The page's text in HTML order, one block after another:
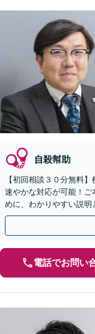
自殺幇助
【初回相談３０分無料
速やかな対応が可能！
めに、わかりやすい説明
も「油断禁物」です【横
電話でお問い